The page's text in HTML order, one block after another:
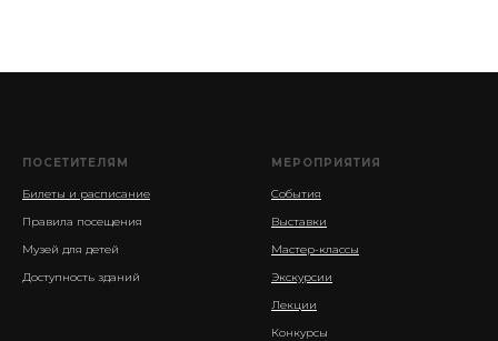
ПОСЕТИТЕЛЯМ
Билеты и расписание
Правила посещения
Музей для детей
Доступность зданий
МЕРОПРИЯТИЯ
События
Выставки
Мастер-классы
Экскурсии
Лекции
Конкурсы